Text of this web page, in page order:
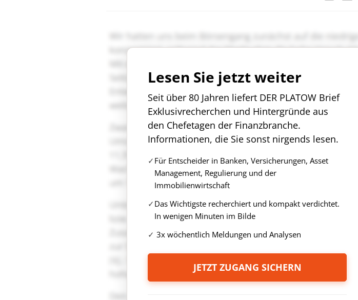
Lesen Sie jetzt weiter
Seit über 80 Jahren liefert DER PLATOW Brief
Exklusivrecherchen und Hintergründe aus
den Chefetagen der Finanzbranche.
Informationen, die Sie sonst nirgends lesen.
Für Entscheider in Banken, Versicherungen, Asset
Management, Regulierung und der
Immobilienwirtschaft
Das Wichtigste recherchiert und kompakt verdichtet.
In wenigen Minuten im Bilde
3x wöchentlich Meldungen und Analysen
JETZT ZUGANG SICHERN